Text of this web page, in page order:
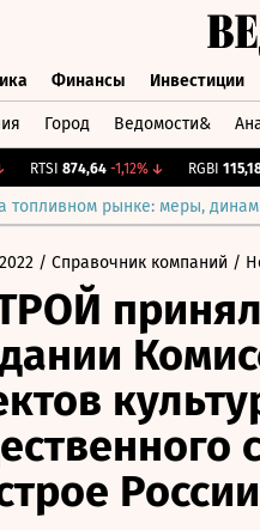
Финансы Инвестиции
Город Ведомости&
RTSI 874,64 -1,12% ↓ RGBI 115,18 -
топливном рынке: меры,
/ Справочник компаний /
России